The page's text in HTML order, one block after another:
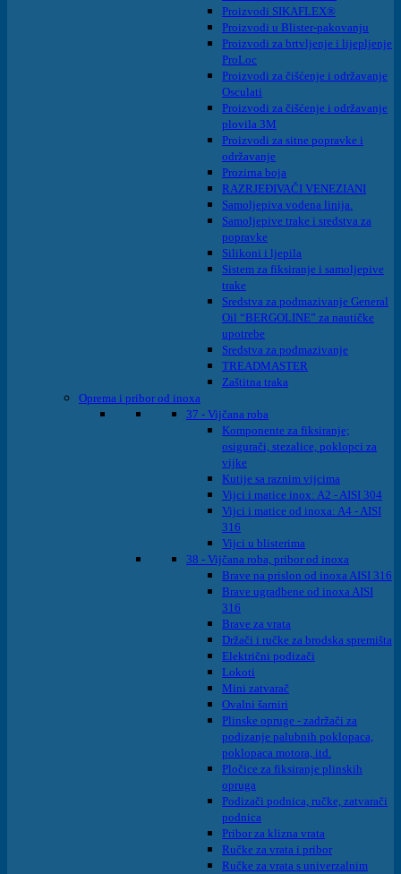
Proizvodi SIKAFLEX®
Proizvodi u Blister-pakovanju
Proizvodi za brtvljenje i lijepljenje
ProLoc
Proizvodi za čišćenje i održavanje
Osculati
Proizvodi za čišćenje i održavanje
plovila 3M
Proizvodi za sitne popravke i
održavanje
Prozirna boja
RAZRJEĐIVAČI VENEZIANI
Samoljepiva vodena linija.
Samoljepive trake i sredstva za
popravke
Silikoni i ljepila
Sistem za fiksiranje i samoljepive
trake
Sredstva za podmazivanje General
Oil “BERGOLINE” za nautičke
upotrebe
Sredstva za podmazivanje
TREADMASTER
Zaštitna traka
Oprema i pribor od inoxa
37 - Vijčana roba
Komponente za fiksiranje;
osigurači, stezalice, poklopci za
vijke
Kutije sa raznim vijcima
Vijci i matice inox: A2 - AISI 304
Vijci i matice od inoxa: A4 - AISI
316
Vijci u blisterima
38 - Vijčana roba, pribor od inoxa
Brave na prislon od inoxa AISI 316
Brave ugradbene od inoxa AISI
316
Brave za vrata
Držači i ručke za brodska spremišta
Električni podizači
Lokoti
Mini zatvarač
Ovalni šarniri
Plinske opruge - zadržači za
podizanje palubnih poklopaca,
poklopaca motora, itd.
Pločice za fiksiranje plinskih
opruga
Podizači podnica, ručke, zatvarači
podnica
Pribor za klizna vrata
Ručke za vrata i pribor
Ručke za vrata s univerzalnim